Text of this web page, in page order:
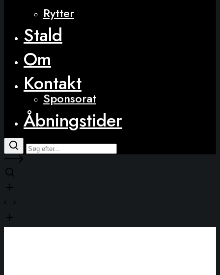
Rytter
Stald
Om
Kontakt
Sponsorat
Åbningstider